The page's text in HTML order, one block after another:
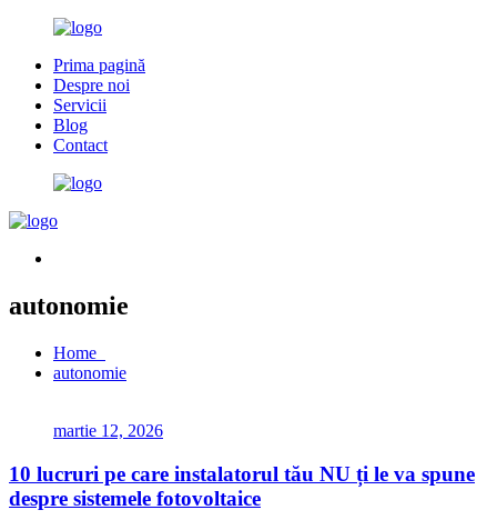
Prima pagină
Despre noi
Servicii
Blog
Contact
autonomie
Home
autonomie
martie 12, 2026
10 lucruri pe care instalatorul tău NU ți le va spune
despre sistemele fotovoltaice